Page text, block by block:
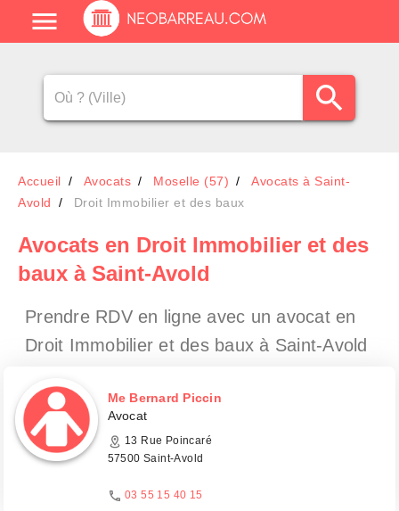
Accueil Avocats Moselle (57)
Avocats à Saint-
Avold
Droit Immobilier et des baux
Avocats en Droit Immobilier et des
baux à Saint-Avold
Prendre RDV en ligne avec un avocat en
Droit Immobilier et des baux à Saint-Avold
Me Bernard Piccin
Avocat
13 Rue Poincaré
57500 Saint-Avold
03 55 15 40 15